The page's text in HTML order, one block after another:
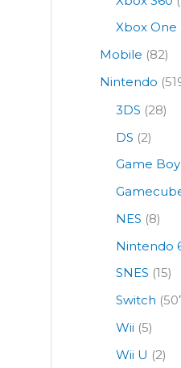
Xbox One
Mobile (82)
Nintendo
3DS (28)
DS (2)
Game Boy
NES (8)
Nintendo
SNES (15)
Switch
Wii (5)
Wii U (2)